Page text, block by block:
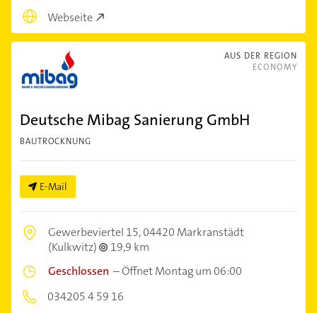
Webseite
AUS DER REGION
ECONOMY
Deutsche Mibag Sanierung GmbH
BAUTROCKNUNG
E-Mail
Gewerbeviertel 15,04420 Markranstädt
(Kulkwitz)
19,9 km
Geschlossen –Öffnet Montag um 06:00
034205 4 59 16